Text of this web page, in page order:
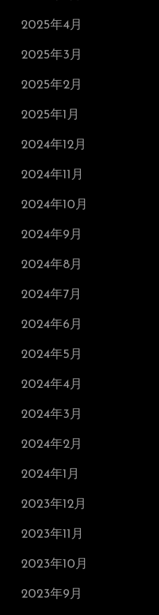
2025年4月
2025年3月
2025年2月
2025年1月
2024年12月
2024年11月
2024年10月
2024年9月
2024年8月
2024年7月
2024年6月
2024年5月
2024年4月
2024年3月
2024年2月
2024年1月
2023年12月
2023年11月
2023年10月
2023年9月